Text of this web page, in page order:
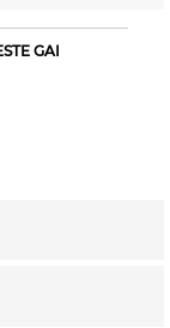
GAI